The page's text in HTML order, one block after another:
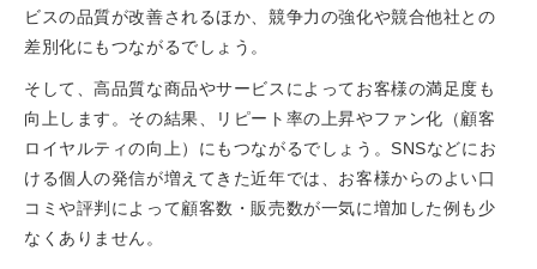
ビスの品質が改善されるほか、競争力の強化や競合他社との
差別化にもつながるでしょう。
そして、高品質な商品やサービスによってお客様の満足度も
向上します。その結果、リピート率の上昇やファン化（顧客
ロイヤルティの向上）にもつながるでしょう。SNSなどにお
ける個人の発信が増えてきた近年では、お客様からのよい口
コミや評判によって顧客数・販売数が一気に増加した例も少
なくありません。